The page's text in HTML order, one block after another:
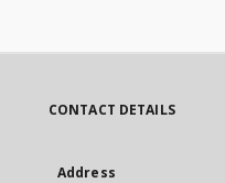
CONTACT DETAILS
Address